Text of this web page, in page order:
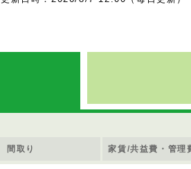
間取り 家賃/共益費・管理